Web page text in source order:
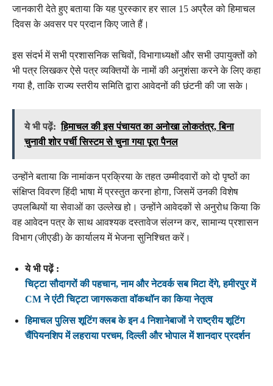
जानकारी देते हुए बताया कि यह पुरस्कार हर साल 15 अप्रैल को हिमाचल
दिवस के अवसर पर प्रदान किए जाते हैं।
इस संदर्भ में सभी प्रशासनिक सचिवों, विभागाध्यक्षों और सभी उपायुक्तों को
भी पत्र लिखकर ऐसे पत्र व्यक्तियों के नामों की अनुशंसा करने के लिए कहा
गया है, ताकि राज्य स्तरीय समिति द्वारा आवेदनों की छंटनी की जा सके।
ये भी पढ़ें: हिमाचल की इस पंचायत का अनोखा लोकतंत्र, बिना
चुनावी शोर पर्ची सिस्टम से चुना गया पूरा पैनल
उन्होंने बताया कि नामांकन प्रक्रिया के तहत उम्मीदवारों को दो पृष्ठों का
संक्षिप्त विवरण हिंदी भाषा में प्रस्तुत करना होगा, जिसमें उनकी विशेष
उपलब्धियों या सेवाओं का उल्लेख हो। उन्होंने आवेदकों से अनुरोध किया कि
वह आवेदन पत्र के साथ आवश्यक दस्तावेज संलग्न कर, सामान्य प्रशासन
विभाग (जीएडी) के कार्यालय में भेजना सुनिश्चित करें।
ये भी पढ़ें :
चिट्टा सौदागरों की पहचान, नाम और नेटवर्क सब मिटा देंगे, हमीरपुर में
CM ने एंटी चिट्टा जागरूकता वॉकथॉन का किया नेतृत्व
हिमाचल पुलिस शूटिंग क्लब के इन 4 निशानेबाजों ने राष्ट्रीय शूटिंग
चैंपियनशिप में लहराया परचम, दिल्ली और भोपाल में शानदार प्रदर्शन